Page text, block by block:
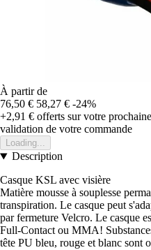
À partir de
76,50 € 58,27 € -24%
+2,91 € offerts sur votre
validation de votre commande
Loading...
Description
Casque KSL avec visière
Matière mousse à souplesse
transpiration. Le casque peut
par fermeture Velcro. Le casque
Full-Contact ou MMA!
tête PU bleu, rouge et blanc sont